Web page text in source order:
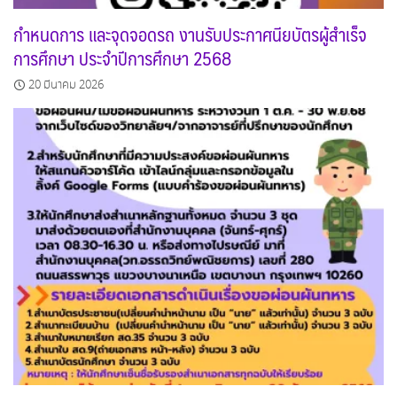
กำหนดการ และจุดจอดรถ งานรับประกาศนียบัตรผู้สำเร็จ
การศึกษา ประจำปีการศึกษา 2568
20 มีนาคม 2026